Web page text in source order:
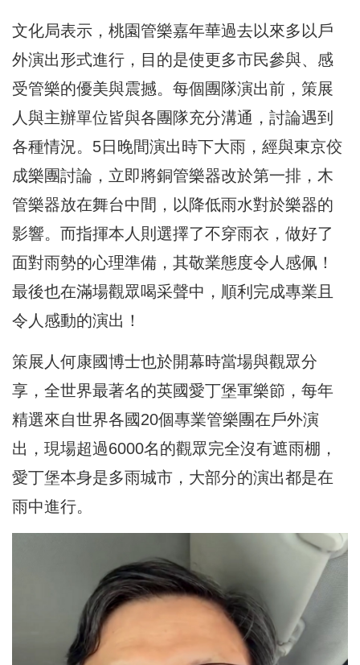
文化局表示，桃園管樂嘉年華過去以來多以戶
外演出形式進行，目的是使更多市民參與、感
受管樂的優美與震撼。每個團隊演出前，策展
人與主辦單位皆與各團隊充分溝通，討論遇到
各種情況。5日晚間演出時下大雨，經與東京佼
成樂團討論，立即將銅管樂器改於第一排，木
管樂器放在舞台中間，以降低雨水對於樂器的
影響。而指揮本人則選擇了不穿雨衣，做好了
面對雨勢的心理準備，其敬業態度令人感佩！
最後也在滿場觀眾喝采聲中，順利完成專業且
令人感動的演出！
策展人何康國博士也於開幕時當場與觀眾分
享，全世界最著名的英國愛丁堡軍樂節，每年
精選來自世界各國20個專業管樂團在戶外演
出，現場超過6000名的觀眾完全沒有遮雨棚，
愛丁堡本身是多雨城市，大部分的演出都是在
雨中進行。